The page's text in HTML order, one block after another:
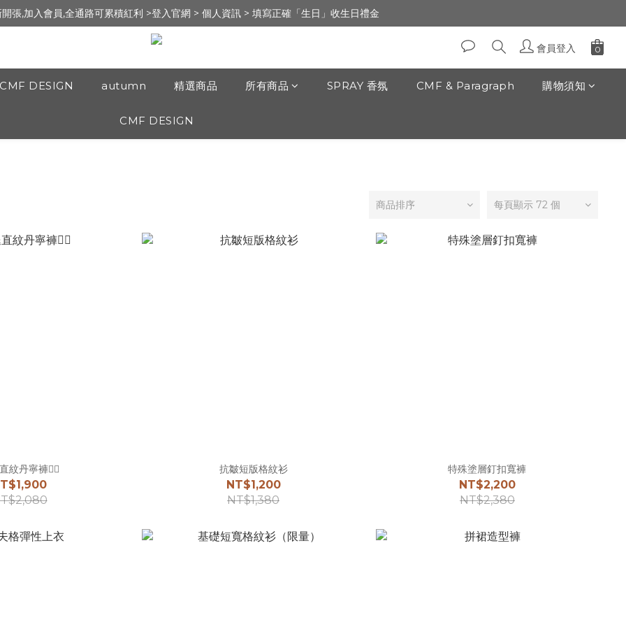
張,加入會員,全通路可累積紅利 >登入官網 > 個人資訊 > 填寫正確「生日」收生日禮金
張,加入會員,全通路可累積紅利 >登入官網 > 個人資訊 > 填寫正確「生日」收生日禮金
] 送 100元 購物金 / 實體門市：新竹市文昌街95號（遠百明志書院🅿️前30m走路1分鐘）
張,加入會員,全通路可累積紅利 >登入官網 > 個人資訊 > 填寫正確「生日」收生日禮金
會員登入
CMF DESIGN autumn 精選商品 所有商品 SPRAY 香氛 CMF & Paragraph 購物須知
CMF DESIGN
商品排序 每頁顯示 72 個
紋丹寧褲☝🏻 抗皺短版格紋衫
NT$1,200
NT$1,380
特殊塗層釘扣寬褲
NT$2,200
NT$2,380